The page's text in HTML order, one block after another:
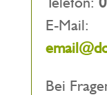
E-Mail:
Bei